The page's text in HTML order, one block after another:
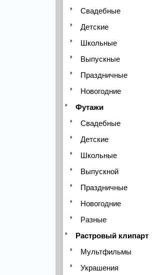
Свадебные
Детские
Школьные
Выпускные
Праздничные
Новогодние
Футажи
Свадебные
Детские
Школьные
Выпускной
Праздничные
Новогодние
Разные
Растровый клипарт
Мультфильмы
Украшения